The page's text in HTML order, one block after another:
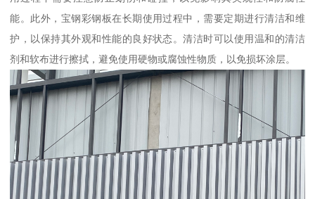
能。此外，宝钢彩钢板在长期使用过程中，需要定期进行清洁和维
护，以保持其外观和性能的良好状态。清洁时可以使用温和的清洁
剂和软布进行擦拭，避免使用硬物或腐蚀性物质，以免损坏涂层。